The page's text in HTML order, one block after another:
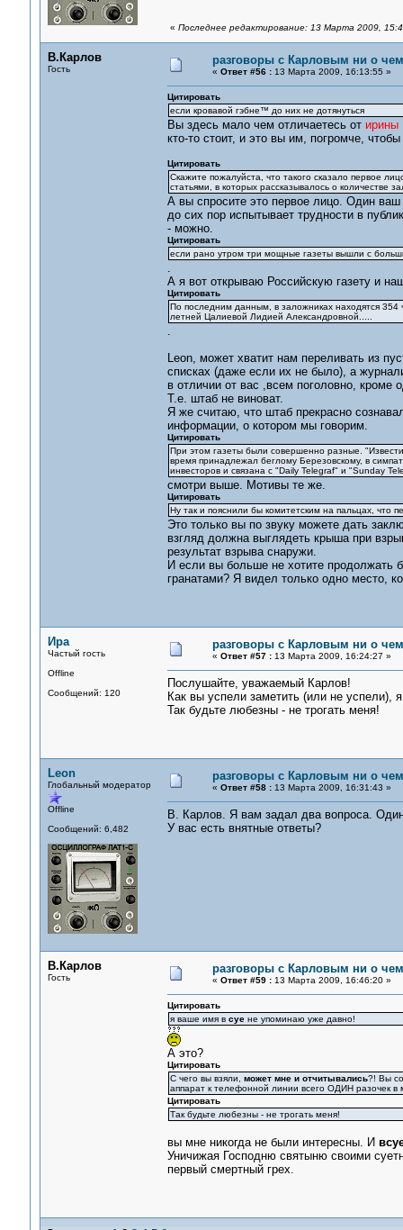
« Последнее редактирование: 13 Марта 2009,
В.Карлов
Гость
разговоры с Карловым ни о
« Ответ #56 :13 Марта 2009, 16:13:55 »
Цитировать
если кровавой гэбне™ до них не дотянуться
Вы здесь мало чем отличаетесь от ирины
кто-то стоит, и это вы им, погромче,
Цитировать
Скажите пожалуйста, что такого сказало первое
статьями, в которых рассказывалось о количестве
А вы спросите это первое лицо. Один
до сих пор испытывает трудности в
- можно.
Цитировать
если рано утром три мощные газеты вышли с
.
А я вот открываю Российскую газету и
Цитировать
По последним данным, в заложниках находятся 354
летней Цалиевой Лидией Александровной.....
.
Leon, может хватит нам переливать из
списках (даже если их не было), а
в отличии от вас ,всем поголовно,
Т.е. штаб не виноват.
Я же считаю, что штаб прекрасно
информации, о котором мы говорим.
Цитировать
При этом газеты были совершенно разные.
время принадлежал беглому Березовскому, в
инвесторов и связана с "Daily Telegraf" и "Sunday
смотри выше. Мотивы те же.
Цитировать
Ну так и пояснили бы комитетским на пальцах, что
Это только вы по звуку можете дать
взгляд должна выглядеть крыша при
результат взрыва снаружи.
И если вы больше не хотите продолжать
гранатами? Я видел только одно место,
Ира
Частый гость
Offline
Сообщений: 120
разговоры с Карловым ни о
« Ответ #57 :13 Марта 2009, 16:24:27 »
Послушайте, уважаемый Карлов!
Как вы успели заметить (или не
Так будьте любезны - не трогать меня!
Leon
Глобальный модератор
Offline
Сообщений: 6,482
разговоры с Карловым ни о
« Ответ #58 :13 Марта 2009, 16:31:43 »
В. Карлов. Я вам задал два вопроса.
У вас есть внятные ответы?
В.Карлов
Гость
разговоры с Карловым ни о
« Ответ #59 :13 Марта 2009, 16:46:20 »
Цитировать
я ваше имя в суе не упоминаю уже давно!
А это?
Цитировать
С чего вы взяли, может мне и отчитывались?! Вы
аппарат к телефонной линии всего ОДИН разочек
Цитировать
Так будьте любезны - не трогать меня!
вы мне никогда не были интересны. И
Уничижая Господню святыню своими
первый смертный грех.